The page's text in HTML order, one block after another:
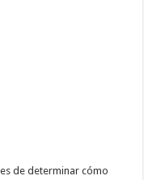
de determinar cómo